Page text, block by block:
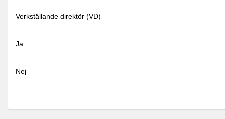
Verkställande direktör (VD)
Ja
Nej